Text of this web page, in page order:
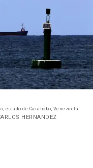
estado de Carabobo, Venezuela
HERNANDEZ